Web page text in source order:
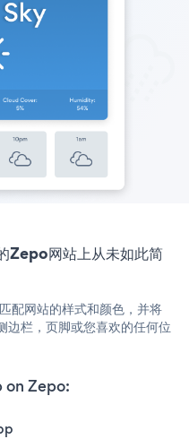
Zepo网站上从未如此简
配网站的样式和颜色，并将
栏，页脚或您喜欢的任何位
on Zepo: